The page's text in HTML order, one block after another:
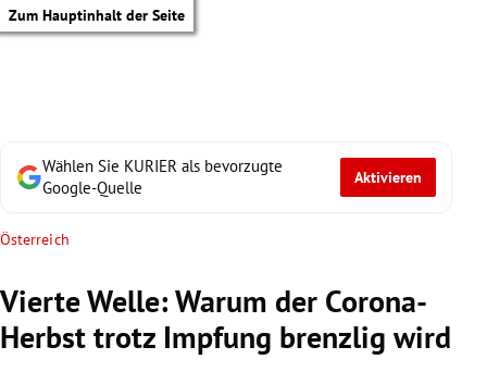
Zum Hauptinhalt der Seite
Wählen Sie KURIER als bevorzugte
Google-Quelle
Aktivieren
Österreich
Vierte Welle: Warum der Corona-
Herbst trotz Impfung brenzlig wird